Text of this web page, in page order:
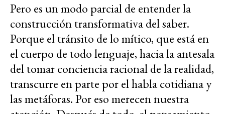
Pero es un modo parcial de entender la
construcción transformativa del saber.
Porque el tránsito de lo mítico, que está en
el cuerpo de todo lenguaje, hacia la antesala
del tomar conciencia racional de la realidad,
transcurre en parte por el habla cotidiana y
las metáforas. Por eso merecen nuestra